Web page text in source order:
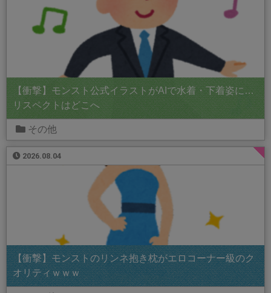
【衝撃】モンスト公式イラストがAIで水着・下着姿に…
リスペクトはどこへ
その他
2026.08.04
【衝撃】モンストのリンネ抱き枕がエロコーナー級のク
オリティｗｗｗ